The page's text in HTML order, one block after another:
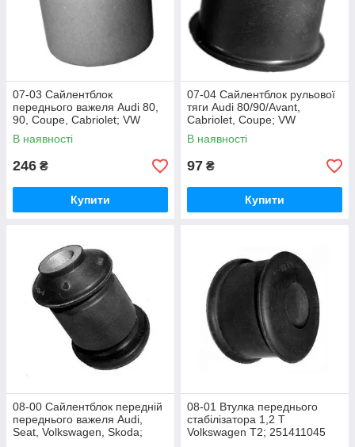
07-03 Сайлентблок
переднього важеля Audi 80,
90, Coupe, Cabriolet; VW
Passat, Santana 857407181
В наявності
246 ₴
Купити
07-04 Сайлентблок рульової
тяги Audi 80/90/Avant,
Cabriolet, Coupe; VW
Passat/Santana; 811419801E
В наявності
97 ₴
Купити
08-00 Сайлентблок передній
переднього важеля Audi,
Seat, Volkswagen, Skoda;
08-01 Втулка переднього
стабілізатора 1,2 Т
Volkswagen T2; 251411045